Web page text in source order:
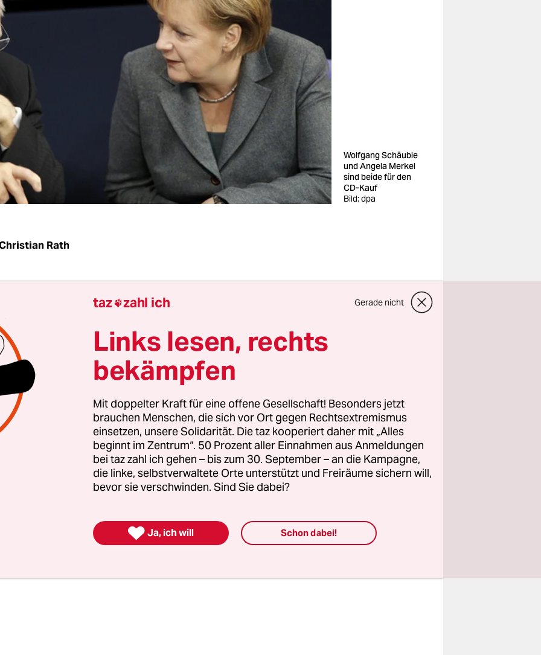
Wolfgang Schäuble
und Angela Merkel
sind beide für den
CD-Kauf
Bild: dpa
Rath
werden vermutlich die aus der Schweiz
Liste mit deutschen Steuersündern kaufen. Sowohl
Angela Merkel als auch Finanzminister Wolfgang
CDU) sprachen sich am Montag dafür aus. Formal
bisher aber die Steuerverwaltung in Nordrhein-
sich der Informant, der die Liste anbietet, an die
in Wuppertal gewandt hatte. Zur Probe hatte er auch
von fünf Steuerhinterziehern aus NRW preisgegeben.
sollten wir, wenn diese Daten relevant sind, in den Besitz
kommen", sagte die Kanzlerin. Steuerhinterziehung
werden, das wisse jeder vernünftige Mensch. Merkel
Ministerium hatte sich am Morgen etwas zurückhaltender
Entscheidung wird auf der Linie dessen liegen, was
taz zahl ich Gerade nicht
Links lesen, rechts
bekämpfen
Mit doppelter Kraft für eine offene Gesellschaft! Besonders jetzt
brauchen Menschen, die sich vor Ort gegen Rechtsextremismus
einsetzen, unsere Solidarität. Die taz kooperiert daher mit „Alles
beginnt im Zentrum“. 50 Prozent aller Einnahmen aus Anmeldungen
bei taz zahl ich gehen – bis zum 30. September – an die Kampagne,
die linke, selbstverwaltete Orte unterstützt und Freiräume sichern will,
bevor sie verschwinden. Sind Sie dabei?
 Ja, ich will Schon dabei!